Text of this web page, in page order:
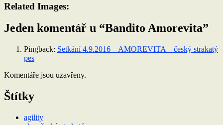
Related Images:
Jeden komentář u “Bandito Amorevita”
Pingback: Setkání 4.9.2016 – AMOREVITA – český strakatý
pes
Komentáře jsou uzavřeny.
Štítky
agility